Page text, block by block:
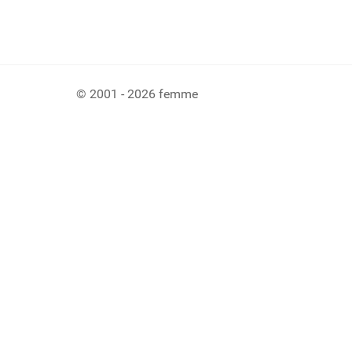
© 2001 - 2026 femme